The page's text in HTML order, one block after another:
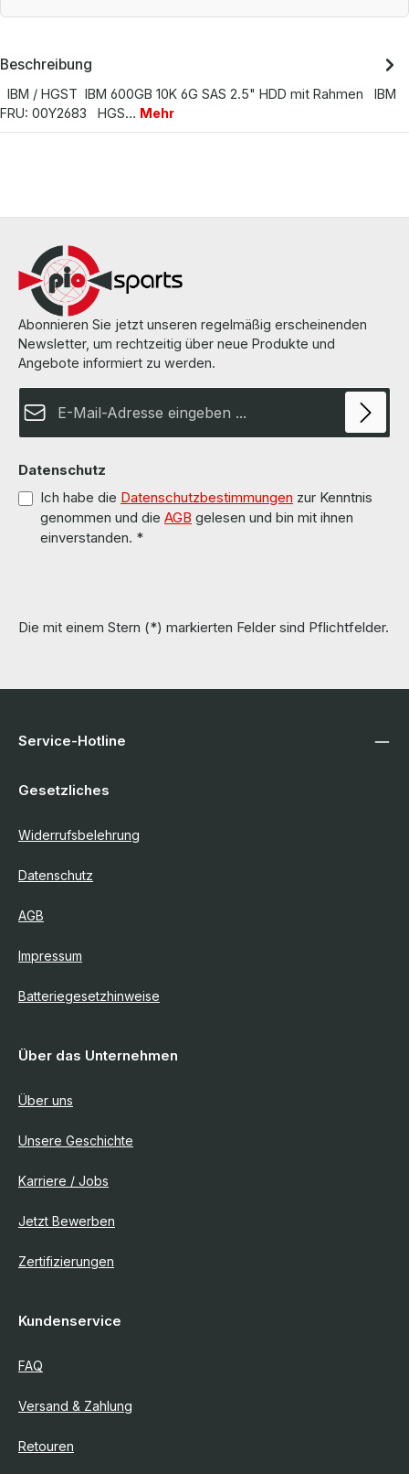
Beschreibung
IBM / HGST IBM 600GB 10K 6G SAS 2.5" HDD mit Rahmen IBM
FRU: 00Y2683 HGS… Mehr
Abonnieren Sie jetzt unseren regelmäßig erscheinenden
Newsletter, um rechtzeitig über neue Produkte und
Angebote informiert zu werden.
Datenschutz
Ich habe die Datenschutzbestimmungen zur Kenntnis
genommen und die AGB gelesen und bin mit ihnen
einverstanden. *
Die mit einem Stern (*) markierten Felder sind Pflichtfelder.
Service-Hotline
Gesetzliches
Widerrufsbelehrung
Datenschutz
AGB
Impressum
Batteriegesetzhinweise
Über das Unternehmen
Über uns
Unsere Geschichte
Karriere / Jobs
Jetzt Bewerben
Zertifizierungen
Kundenservice
FAQ
Versand & Zahlung
Retouren